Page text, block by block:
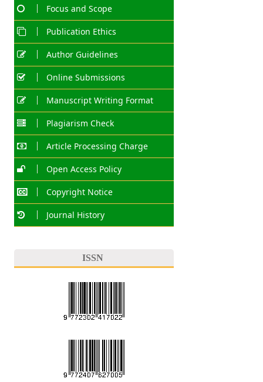
Focus and Scope
Publication Ethics
Author Guidelines
Online Submissions
Manuscript Writing Format
Plagiarism Check
Article Processing Charge
Open Access Policy
Copyright Notice
Journal History
ISSN